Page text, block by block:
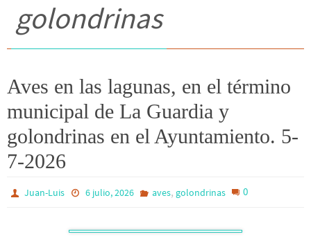
golondrinas
Aves en las lagunas, en el término
municipal de La Guardia y
golondrinas en el Ayuntamiento. 5-
7-2026
Juan-Luis 6 julio, 2026 aves, golondrinas 0